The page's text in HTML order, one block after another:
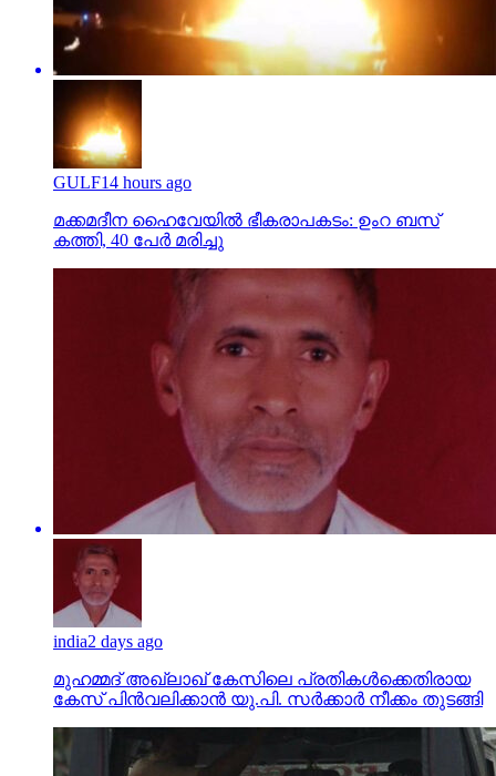
GULF14 hours ago
മക്കമദീന ഹൈവേയില്‍ ഭീകരാപകടം: ഉംറ ബസ്
കത്തി, 40 പേര്‍ മരിച്ചു
india2 days ago
മുഹമ്മദ് അഖ്‌ലാഖ് കേസിലെ പ്രതികള്‍ക്കെതിരായ
കേസ് പിന്‍വലിക്കാന്‍ യു.പി. സര്‍ക്കാര്‍ നീക്കം തുടങ്ങി